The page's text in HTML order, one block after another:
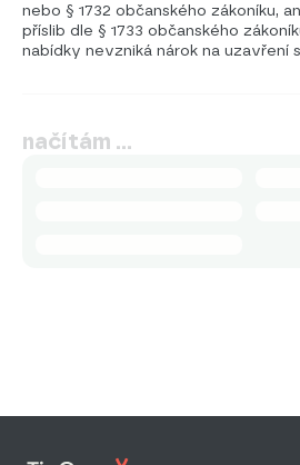
nebo § 1732 občanského zákoníku,
příslib dle § 1733 občanského
nabídky nevzniká nárok na uzavření
načítám …